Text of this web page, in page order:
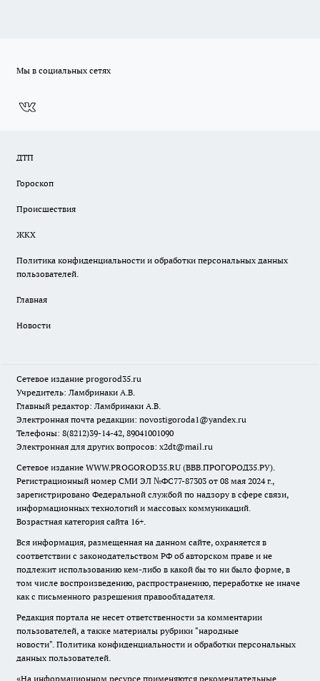
Мы в социальных сетях
ДТП
Гороскоп
Происшествия
ЖКХ
Политика конфиденциальности и обработки персональных данных
пользователей.
Главная
Новости
Сетевое издание progorod35.ru
Учредитель: Ламбринаки А.В.
Главный редактор: Ламбринаки А.В.
Электронная почта редакции: novostigoroda1@yandex.ru
Телефоны: 8(8212)39-14-42, 89041001090
Электронная для других вопросов: x2dt@mail.ru
Сетевое издание WWW.PROGOROD35.RU (ВВВ.ПРОГОРОД35.РУ).
Регистрационный номер СМИ ЭЛ №ФС77-87303 от 08 мая 2024 г.,
зарегистрировано Федеральной службой по надзору в сфере связи,
информационных технологий и массовых коммуникаций.
Возрастная категория сайта 16+.
Вся информация, размещенная на данном сайте, охраняется в
соответствии с законодательством РФ об авторском праве и не
подлежит использованию кем-либо в какой бы то ни было форме, в
том числе воспроизведению, распространению, переработке не иначе
как с письменного разрешения правообладателя.
Редакция портала не несет ответственности за комментарии
пользователей, а также материалы рубрики "народные
новости". Политика конфиденциальности и обработки персональных
данных пользователей.
«На информационном ресурсе применяются рекомендательные